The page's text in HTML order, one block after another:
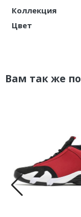
Коллекция
Цвет
Вам так же